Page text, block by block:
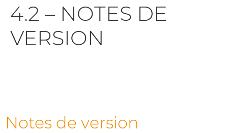
4.2 – NOTES DE
VERSION
Notes de version